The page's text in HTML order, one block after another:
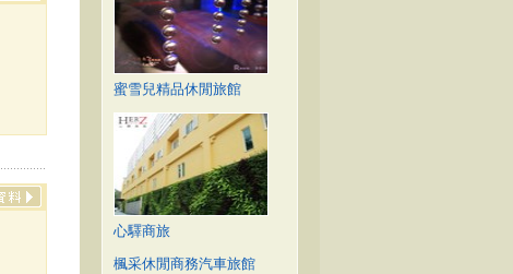
蜜雪兒精品休閒旅館
心驛商旅
楓采休閒商務汽車旅館